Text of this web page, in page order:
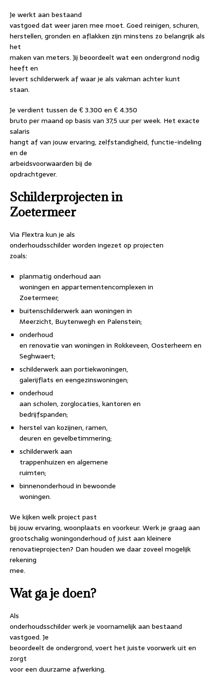
Je werkt aan bestaand
vastgoed dat weer jaren mee moet. Goed reinigen, schuren,
herstellen, gronden en aflakken zijn minstens zo belangrijk als
het
maken van meters. Jij beoordeelt wat een ondergrond nodig
heeft en
levert schilderwerk af waar je als vakman achter kunt
staan.
Je verdient tussen de € 3.300 en € 4.350
bruto per maand op basis van 37,5 uur per week. Het exacte
salaris
hangt af van jouw ervaring, zelfstandigheid, functie-indeling
en de
arbeidsvoorwaarden bij de
opdrachtgever.
Schilderprojecten in
Zoetermeer
Via Flextra kun je als
onderhoudsschilder worden ingezet op projecten
zoals:
planmatig onderhoud aan
woningen en appartementencomplexen in
Zoetermeer;
buitenschilderwerk aan woningen in
Meerzicht, Buytenwegh en Palenstein;
onderhoud
en renovatie van woningen in Rokkeveen, Oosterheem en
Seghwaert;
schilderwerk aan portiekwoningen,
galerijflats en eengezinswoningen;
onderhoud
aan scholen, zorglocaties, kantoren en
bedrijfspanden;
herstel van kozijnen, ramen,
deuren en gevelbetimmering;
schilderwerk aan
trappenhuizen en algemene
ruimten;
binnenonderhoud in bewoonde
woningen.
We kijken welk project past
bij jouw ervaring, woonplaats en voorkeur. Werk je graag aan
grootschalig woningonderhoud of juist aan kleinere
renovatieprojecten? Dan houden we daar zoveel mogelijk
rekening
mee.
Wat ga je doen?
Als
onderhoudsschilder werk je voornamelijk aan bestaand
vastgoed. Je
beoordeelt de ondergrond, voert het juiste voorwerk uit en
zorgt
voor een duurzame afwerking.